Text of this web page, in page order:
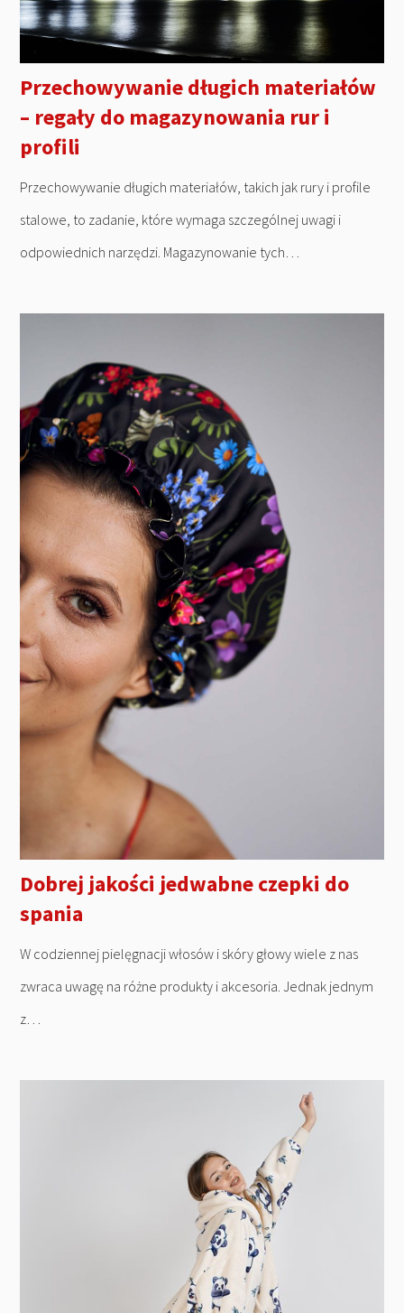
Przechowywanie długich materiałów
– regały do magazynowania rur i
profili
Przechowywanie długich materiałów, takich jak rury i profile
stalowe, to zadanie, które wymaga szczególnej uwagi i
odpowiednich narzędzi. Magazynowanie tych…
Dobrej jakości jedwabne czepki do
spania
W codziennej pielęgnacji włosów i skóry głowy wiele z nas
zwraca uwagę na różne produkty i akcesoria. Jednak jednym
z…